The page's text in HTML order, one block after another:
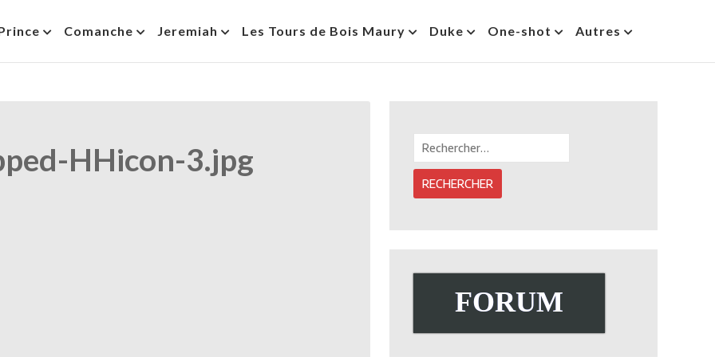
Comanche Jeremiah Les Tours de Bois Maury Duke One-shot Autres
HHicon-3.jpg
FORUM